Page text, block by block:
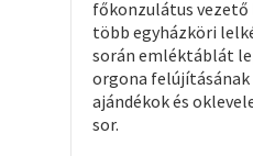
főkonzulátus
több egyházköri
során emléktáblát
orgona
ajándékok és
sor.